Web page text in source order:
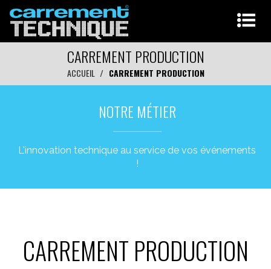
CARREMENT PRODUCTION
ACCUEIL CARREMENT PRODUCTION
NOTRE MÉTIER
L'innovation technique au service de vos événements
!
CARREMENT PRODUCTION